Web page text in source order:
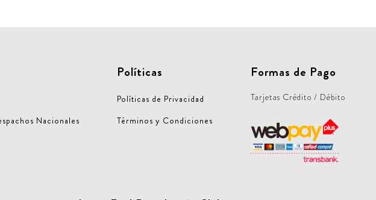
Nacionales
Políticas
Políticas de Privacidad
Términos y Condiciones
Formas de Pago
Tarjetas Crédito / Débito